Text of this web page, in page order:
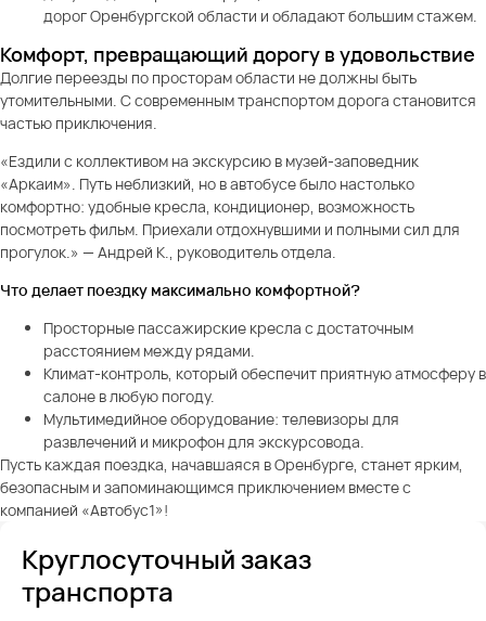
дорог Оренбургской области и обладают большим стажем.
Комфорт, превращающий дорогу в удовольствие
Долгие переезды по просторам области не должны быть
утомительными. С современным транспортом дорога становится
частью приключения.
«Ездили с коллективом на экскурсию в музей-заповедник
«Аркаим». Путь неблизкий, но в автобусе было настолько
комфортно: удобные кресла, кондиционер, возможность
посмотреть фильм. Приехали отдохнувшими и полными сил для
прогулок.» — Андрей К., руководитель отдела.
Что делает поездку максимально комфортной?
Просторные пассажирские кресла с достаточным
расстоянием между рядами.
Климат-контроль, который обеспечит приятную атмосферу в
салоне в любую погоду.
Мультимедийное оборудование: телевизоры для
развлечений и микрофон для экскурсовода.
Пусть каждая поездка, начавшаяся в Оренбурге, станет ярким,
безопасным и запоминающимся приключением вместе с
компанией «Автобус1»!
Круглосуточный заказ
транспорта